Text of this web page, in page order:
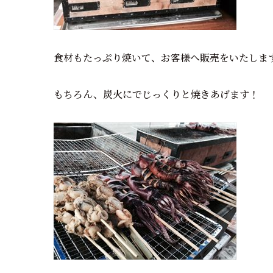
食材もたっぷり焼いて、お客様へ販売をいたしま
もちろん、炭火にでじっくりと焼きあげます！